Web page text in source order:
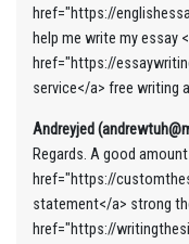
href="https://
help me write my essay
href="https://
service</a> free writing
Andreyjed
Regards. A good
href="https://
statement</a> strong
href="https://